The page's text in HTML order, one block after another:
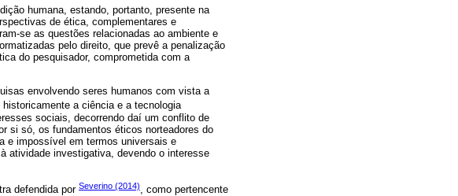
humana, estando, portanto, presente na
de ética, complementares e
se as questões relacionadas ao ambiente e
pelo direito, que prevê a penalização
do pesquisador, comprometida com a
envolvendo seres humanos com vista a
historicamente a ciência e a tecnologia
sociais, decorrendo daí um conflito de
si só, os fundamentos éticos norteadores do
e impossível em termos universais e
atividade investigativa, devendo o interesse
defendida por Severino (2014), como pertencente